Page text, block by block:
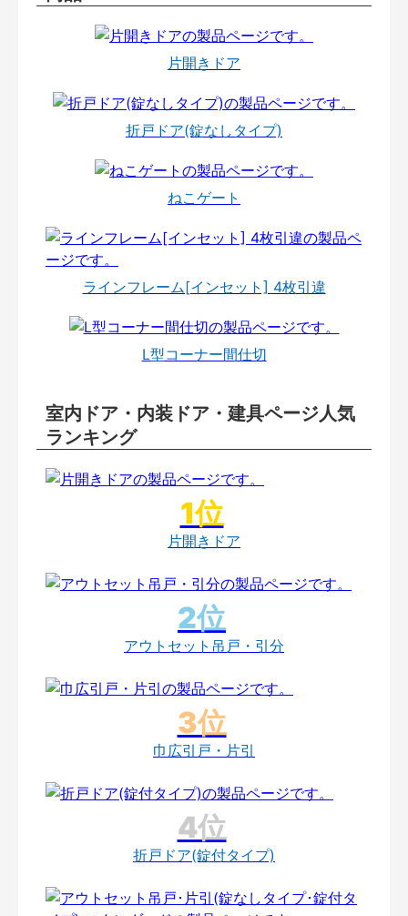
片開きドア
折戸ドア(錠なしタイプ)
ねこゲート
ラインフレーム[インセット] 4枚引違
L型コーナー間仕切
室内ドア・内装ドア・建具ページ人気
ランキング
片開きドア
アウトセット吊戸・引分
巾広引戸・片引
折戸ドア(錠付タイプ)